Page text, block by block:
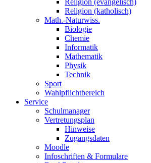
Religion (evangelisch)
Religion (katholisch)
Math.-Naturwiss.
Biologie
Chemie
Informatik
Mathematik
Physik
Technik
Sport
Wahlpflichtbereich
Service
Schulmanager
Vertretungsplan
Hinweise
Zugangsdaten
Moodle
Infoschriften & Formulare